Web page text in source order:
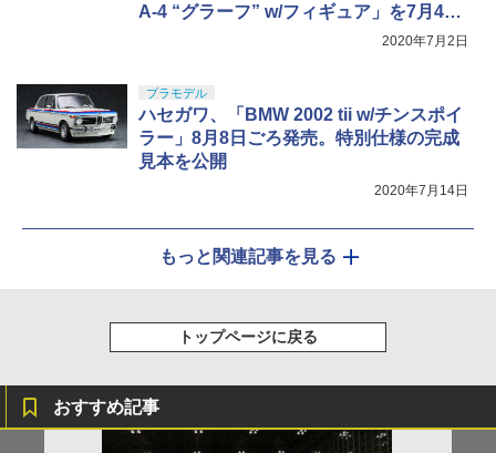
A-4 “グラーフ” w/フィギュア」を7月4日
2020年7月2日
プラモデル
ハセガワ、「BMW 2002 tii w/チンスポイ
ラー」8月8日ごろ発売。特別仕様の完成
見本を公開
2020年7月14日
もっと関連記事を見る
トップページに戻る
おすすめ記事